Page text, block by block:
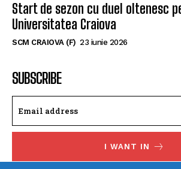
Start de sezon cu duel oltenesc
Universitatea Craiova
SCM CRAIOVA (F) 23 iunie 2026
SUBSCRIBE
I WANT IN